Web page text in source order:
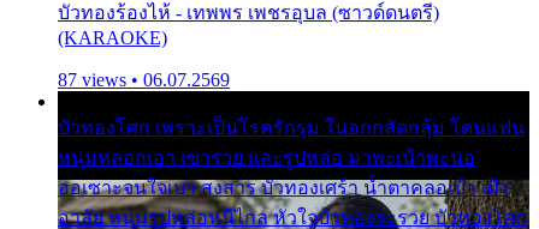
บัวทองร้องไห้ - เทพพร เพชรอุบล (ซาวด์ดนตรี)
(KARAOKE)
87 views • 06.07.2569
บัวทองโศก เพราะเป็นโรครักรุม ในอกกลัดกลุ้ม โดนแฟน
หนุ่มหลอกเอา เขารวย และรูปหล่อ มาพะเน้าพะนอ
ออเซาะจนใจเบา สงสาร บัวทองเศร้า น้ำตาคลอเบ้า เฝ้า
อาลัย หนุ่มรูปหล่อหนีไกล หัวใจบัวทองระรวย บัวทองโศก